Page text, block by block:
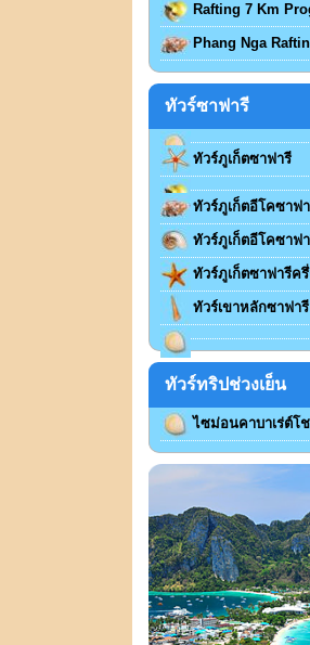
Rafting 7 Km
Phang Nga
ทัวร์ซาฟารี
ทัวร์ภูเก็ตซาฟารี
ทัวร์ภูเก็ตอีโคซาฟ
ทัวร์ภูเก็ตอีโคซาฟ
ทัวร์ภูเก็ตซาฟารีค
ทัวร์เขาหลักซาฟารี
ทัวร์ทริปช่วงเย็น
ไซม่อนคาบาเร่ต์โ